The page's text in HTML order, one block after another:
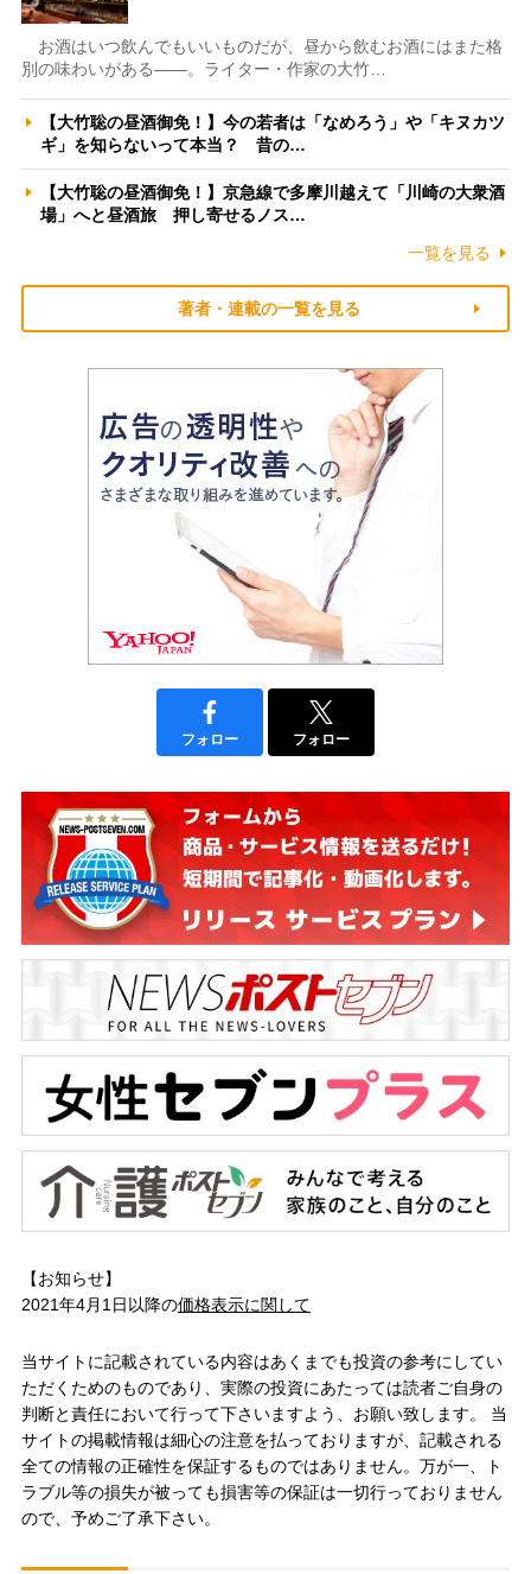
お酒はいつ飲んでもいいものだが、昼から飲むお酒にはまた格
別の味わいがある――。ライター・作家の大竹…
【大竹聡の昼酒御免！】今の若者は「なめろう」や「キヌカツ
ギ」を知らないって本当？ 昔の…
【大竹聡の昼酒御免！】京急線で多摩川越えて「川崎の大衆酒
場」へと昼酒旅 押し寄せるノス…
一覧を見る
著者・連載の一覧を見る
フォロー フォロー
【お知らせ】
2021年4月1日以降の価格表示に関して
当サイトに記載されている内容はあくまでも投資の参考にしてい
ただくためのものであり、実際の投資にあたっては読者ご自身の
判断と責任において行って下さいますよう、お願い致します。 当
サイトの掲載情報は細心の注意を払っておりますが、記載される
全ての情報の正確性を保証するものではありません。万が一、ト
ラブル等の損失が被っても損害等の保証は一切行っておりません
ので、予めご了承下さい。